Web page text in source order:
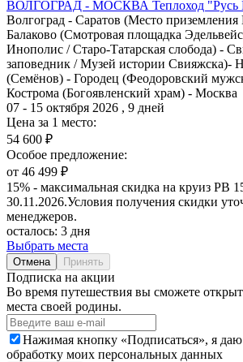
ВОЛГОГРАД - МОСКВА Теплоход "Русь
Волгоград - Саратов (Место
Балаково (Смотровая площадка
Инополис / Старо-Татарская слобода) -
заповедник / Музей истории Свияжска)-
(Семёнов) - Городец (Феодоровский
Кострома (Богоявленский храм) - Москва
07 - 15 октября 2026 , 9 дней
Цена за 1 место:
54 600 ₽
Особое предложение:
от 46 499 ₽
15% - максимальная скидка на круиз РВ
30.11.2026.Условия получения скидки
менеджеров.
осталось: 3 дня
Выбрать места
Отмена Принять
Подписка на акции
Во время путешествия вы сможете
места своей родины.
Нажимая кнопку «Подписаться», я даю
обработку моих персональных данных